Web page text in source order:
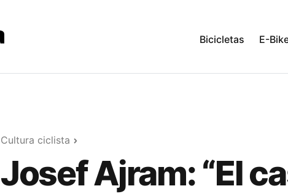
Bicicletas E-
Cultura ciclista
Josef Ajram: “El